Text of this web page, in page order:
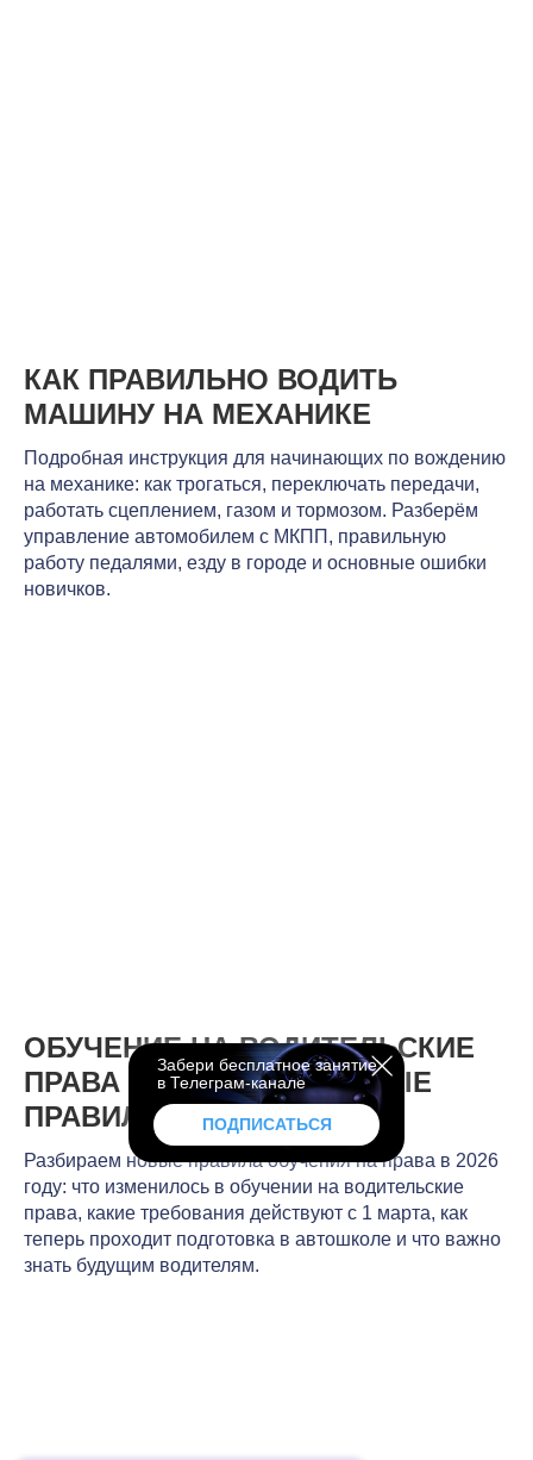
КАК ПРАВИЛЬНО ВОДИТЬ
МАШИНУ НА МЕХАНИКЕ
Подробная инструкция для начинающих по вождению
на механике: как трогаться, переключать передачи,
работать сцеплением, газом и тормозом. Разберём
управление автомобилем с МКПП, правильную
работу педалями, езду в городе и основные ошибки
новичков.
ОБУЧЕНИЕ НА ВОДИТЕЛЬСКИЕ
ПРАВА В 2026 ГОДУ: НОВЫЕ
ПРАВИЛА И ИЗМЕНЕНИЯ
Разбираем новые правила обучения на права в 2026
году: что изменилось в обучении на водительские
права, какие требования действуют с 1 марта, как
теперь проходит подготовка в автошколе и что важно
знать будущим водителям.
Забери бесплатное занятие
в Телеграм-канале
ПОДПИСАТЬСЯ